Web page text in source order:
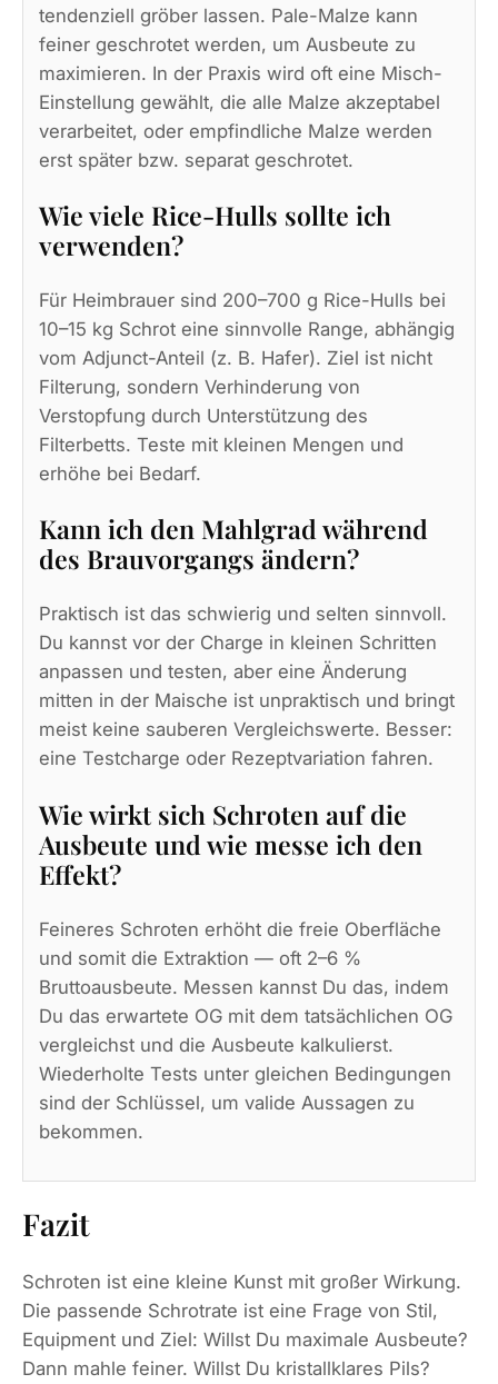
tendenziell gröber lassen. Pale-Malze kann
feiner geschrotet werden, um Ausbeute zu
maximieren. In der Praxis wird oft eine Misch-
Einstellung gewählt, die alle Malze akzeptabel
verarbeitet, oder empfindliche Malze werden
erst später bzw. separat geschrotet.
Wie viele Rice-Hulls sollte ich
verwenden?
Für Heimbrauer sind 200–700 g Rice-Hulls bei
10–15 kg Schrot eine sinnvolle Range, abhängig
vom Adjunct-Anteil (z. B. Hafer). Ziel ist nicht
Filterung, sondern Verhinderung von
Verstopfung durch Unterstützung des
Filterbetts. Teste mit kleinen Mengen und
erhöhe bei Bedarf.
Kann ich den Mahlgrad während
des Brauvorgangs ändern?
Praktisch ist das schwierig und selten sinnvoll.
Du kannst vor der Charge in kleinen Schritten
anpassen und testen, aber eine Änderung
mitten in der Maische ist unpraktisch und bringt
meist keine sauberen Vergleichswerte. Besser:
eine Testcharge oder Rezeptvariation fahren.
Wie wirkt sich Schroten auf die
Ausbeute und wie messe ich den
Effekt?
Feineres Schroten erhöht die freie Oberfläche
und somit die Extraktion — oft 2–6 %
Bruttoausbeute. Messen kannst Du das, indem
Du das erwartete OG mit dem tatsächlichen OG
vergleichst und die Ausbeute kalkulierst.
Wiederholte Tests unter gleichen Bedingungen
sind der Schlüssel, um valide Aussagen zu
bekommen.
Fazit
Schroten ist eine kleine Kunst mit großer Wirkung.
Die passende Schrotrate ist eine Frage von Stil,
Equipment und Ziel: Willst Du maximale Ausbeute?
Dann mahle feiner. Willst Du kristallklares Pils?